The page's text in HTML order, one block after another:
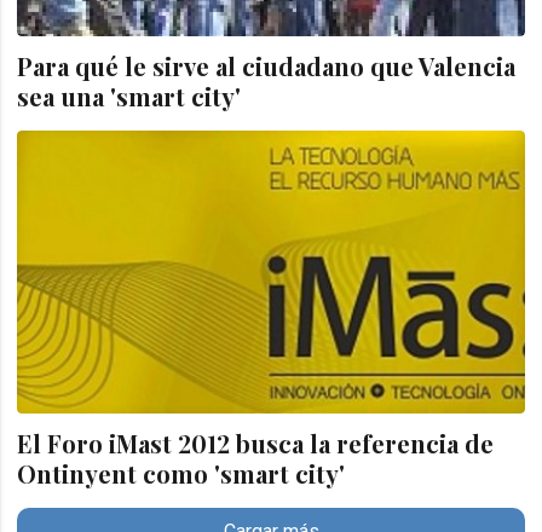
Para qué le sirve al ciudadano que Valencia
sea una 'smart city'
El Foro iMast 2012 busca la referencia de
Ontinyent como 'smart city'